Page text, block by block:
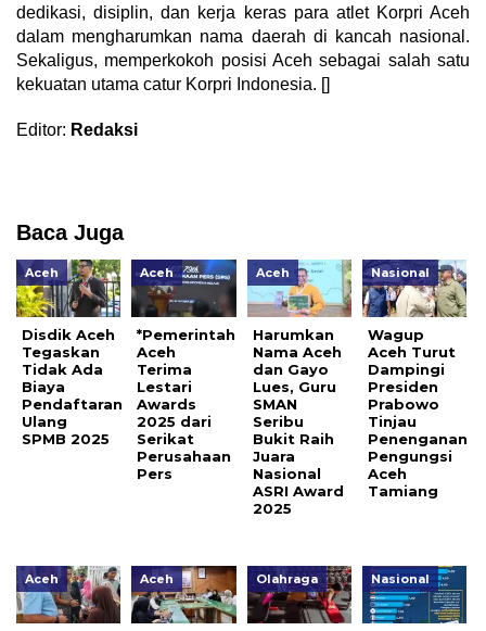
dedikasi, disiplin, dan kerja keras para atlet Korpri Aceh
dalam mengharumkan nama daerah di kancah nasional.
Sekaligus, memperkokoh posisi Aceh sebagai salah satu
kekuatan utama catur Korpri Indonesia. []
Editor: Redaksi
Baca Juga
Aceh
Disdik Aceh
Tegaskan
Tidak Ada
Biaya
Pendaftaran
Ulang
SPMB 2025
Aceh
*Pemerintah
Aceh
Terima
Lestari
Awards
2025 dari
Serikat
Perusahaan
Pers
Aceh
Harumkan
Nama Aceh
dan Gayo
Lues, Guru
SMAN
Seribu
Bukit Raih
Juara
Nasional
ASRI Award
2025
Nasional
Wagup
Aceh Turut
Dampingi
Presiden
Prabowo
Tinjau
Penenganan
Pengungsi
Aceh
Tamiang
Aceh Aceh Olahraga Nasional